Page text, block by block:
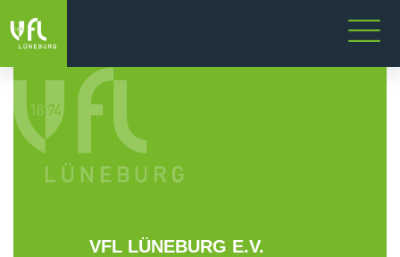
VFL LÜNEBURG E.V.